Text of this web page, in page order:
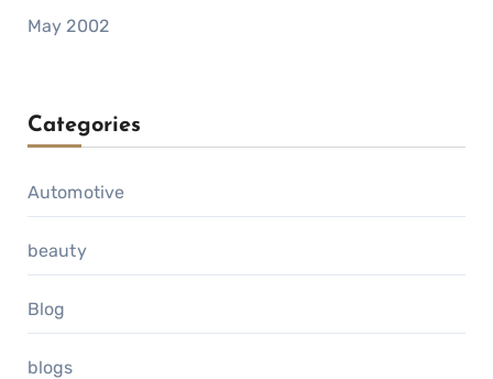
May 2002
Categories
Automotive
beauty
Blog
blogs